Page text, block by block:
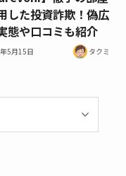
した投資詐欺！偽広
態や口コミも紹介
5月15日 タクミ